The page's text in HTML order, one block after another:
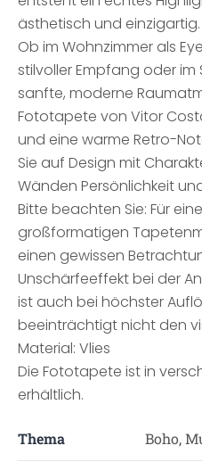
ästhetisch und einzigartig.
Ob im Wohnzimmer als
stilvoller Empfang oder im
sanfte, moderne
Fototapete von Vitor
und eine warme Retro-
Sie auf Design mit
Wänden Persönlichkeit
Bitte beachten Sie: Für
großformatigen
einen gewissen
Unschärfeeffekt bei der
ist auch bei höchster
beeinträchtigt nicht den
Material: Vlies
Die Fototapete ist in
erhältlich.
Thema Boho,